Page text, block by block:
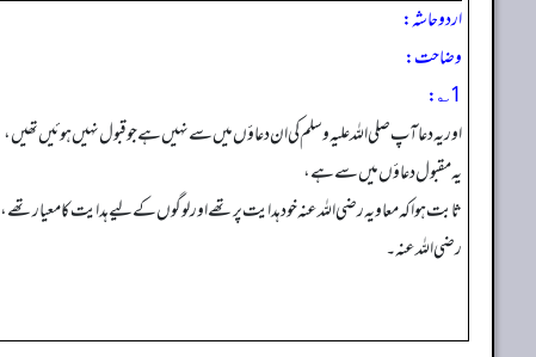
اردو حاشہ:
وضاحت:
1؎:
اور یہ دعا آپ صلی اللہ علیہ وسلم کی ان دعاؤں میں سے نہیں ہے جو قبول نہیں ہوئیں تھیں،
یہ مقبول دعاؤں میں سے ہے،
ثابت ہوا کہ معاویہ رضی اللہ عنہ خود ہدایت پر تھے اور لوگوں کے لیے ہدایت کا معیار تھے،
رضی اللہ عنہ۔